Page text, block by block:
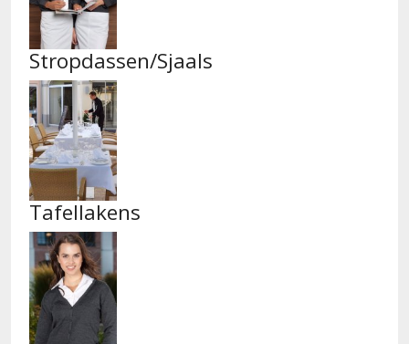
Stropdassen/Sjaals
Tafellakens